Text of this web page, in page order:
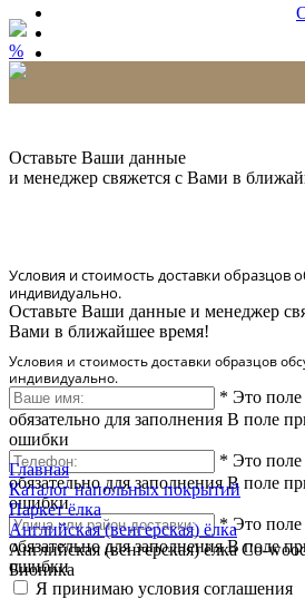
%
Оставьте Ваши данные
и менеджер свяжется с Вами в
Условия и стоимость доставки образцов
индивидуально.
Оставьте Ваши данные и менеджер
Вами в ближайшее время!
Условия и стоимость доставки образцов
индивидуально.
* Это поле
обязательно для заполнения В поле
ошибки
* Это поле
обязательно для заполнения В поле
ошибки
* Это поле
обязательно для заполнения В поле
ошибки
Я принимаю условия соглашения
Главная
Каталог напольных покрытий
Паркет ёлка
Английская (венгерская) ёлка
Английская (венгерская) ёлка Co-
Бионика